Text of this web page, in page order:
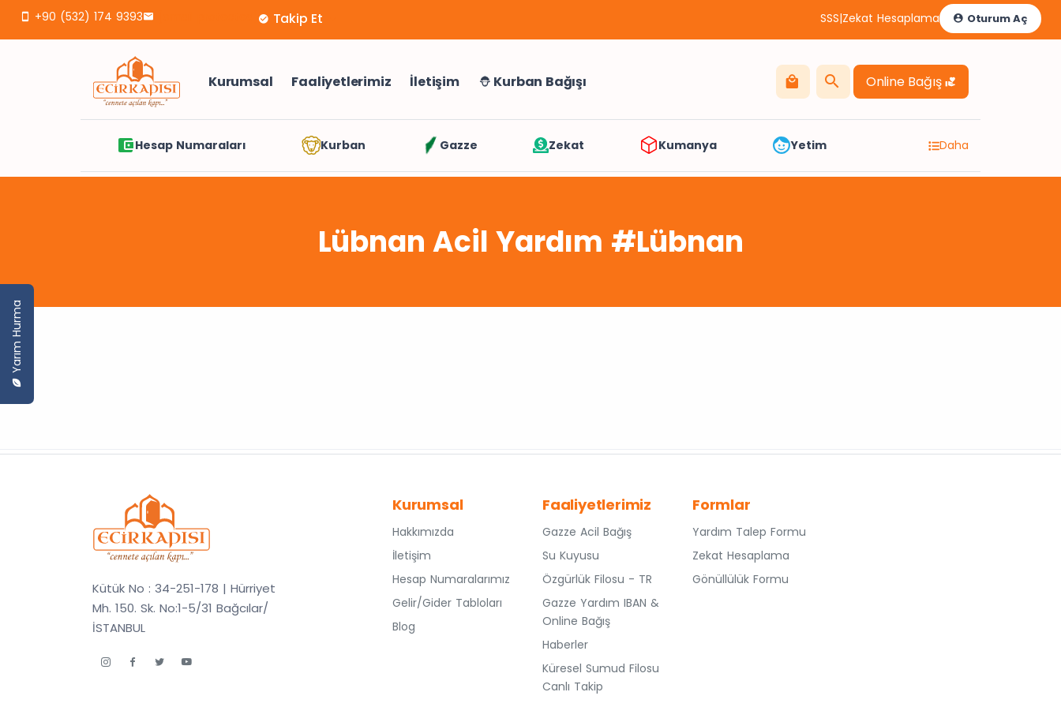
Yarım Hurma
+90 (532) 174 9393 Takip Et SSS|Zekat Hesaplama Oturum Aç
Kurumsal Faaliyetlerimiz İletişim Kurban Bağışı Online Bağış
Hesap Numaraları Kurban Gazze Zekat Kumanya Yetim Daha
Lübnan Acil Yardım #Lübnan
Kütük No : 34-251-178 | Hürriyet
Mh. 150. Sk. No:1-5/31 Bağcılar/
İSTANBUL
Kurumsal
Hakkımızda
İletişim
Hesap Numaralarımız
Gelir/Gider Tabloları
Blog
Faaliyetlerimiz
Gazze Acil Bağış
Su Kuyusu
Özgürlük Filosu - TR
Gazze Yardım IBAN &
Online Bağış
Haberler
Küresel Sumud Filosu
Canlı Takip
Formlar
Yardım Talep Formu
Zekat Hesaplama
Gönüllülük Formu